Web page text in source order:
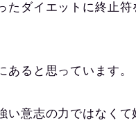
たダイエットに終止符
あると思っています。
い意志の力ではなくて